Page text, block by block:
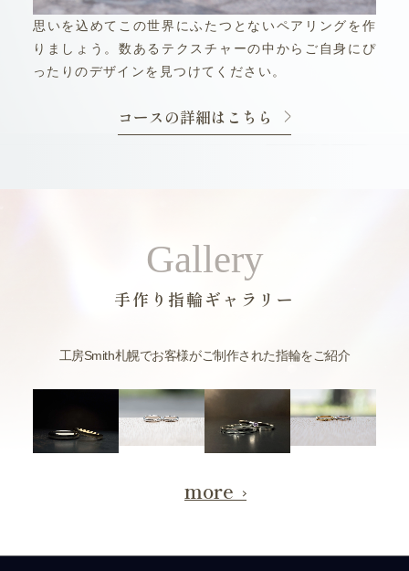
思いを込めてこの世界にふたつとないペアリングを作
りましょう。数あるテクスチャーの中からご自身にぴ
ったりのデザインを見つけてください。
コースの詳細はこちら
Gallery
手作り指輪ギャラリー
工房Smith札幌でお客様がご制作された指輪をご紹介
more